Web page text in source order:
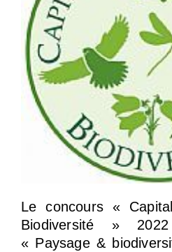
Le concours «
Biodiversité »
« Paysage &